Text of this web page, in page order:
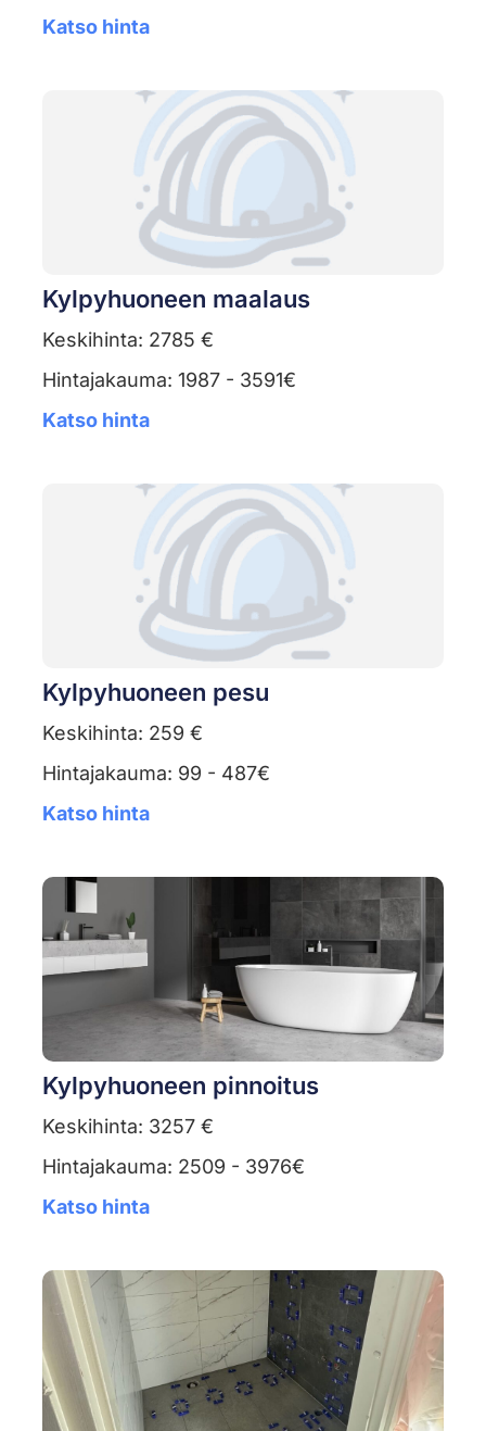
Katso hinta
Kylpyhuoneen maalaus
Keskihinta: 2785 €
Hintajakauma: 1987 - 3591€
Katso hinta
Kylpyhuoneen pesu
Keskihinta: 259 €
Hintajakauma: 99 - 487€
Katso hinta
Kylpyhuoneen pinnoitus
Keskihinta: 3257 €
Hintajakauma: 2509 - 3976€
Katso hinta